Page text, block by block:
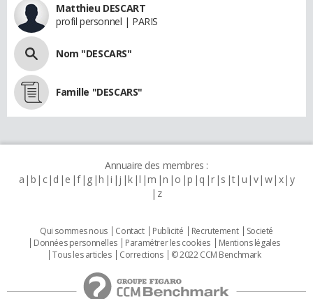
Matthieu DESCART
profil personnel | PARIS
Nom "DESCARS"
Famille "DESCARS"
Annuaire des membres :
a b c d e f g h i j k l m n o p q r s t u v w x y
z
Qui sommes nous Contact Publicité Recrutement
Societé
Données personnelles
Paramétrer les cookies
Mentions légales
Tous les articles
Corrections © 2022 CCM Benchmark